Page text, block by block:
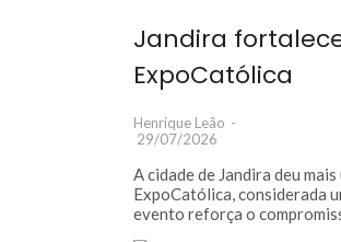
Jandira
ExpoCatólica
Henrique Leão -
29/07/2026
A cidade de Jandira deu
ExpoCatólica, considerada
evento reforça o